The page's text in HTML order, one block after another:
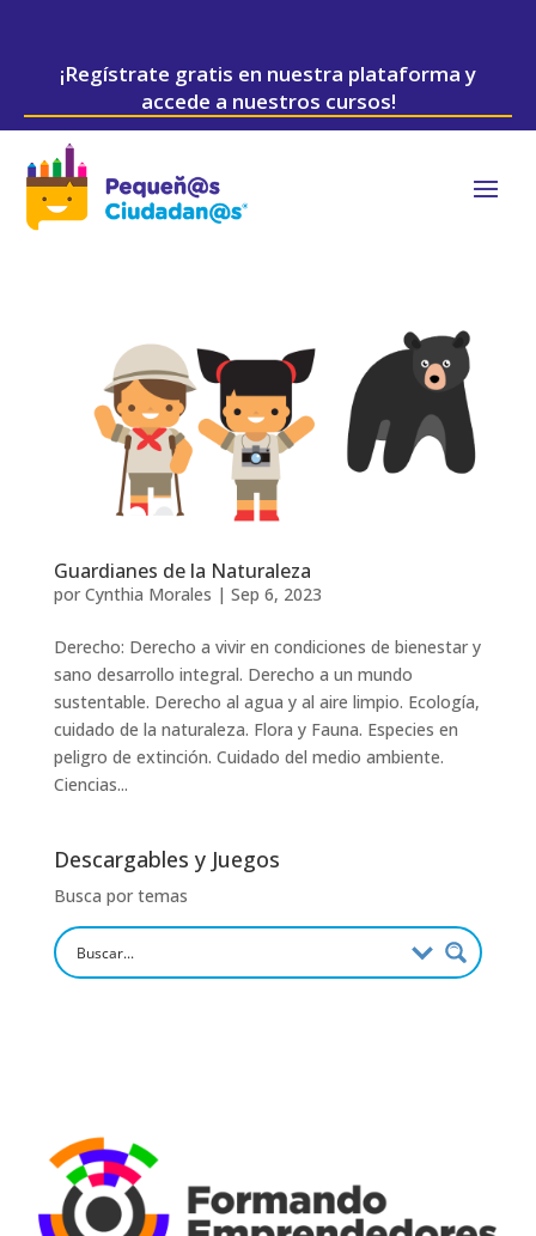
¡Regístrate gratis en nuestra plataforma y
accede a nuestros cursos!
Guardianes de la Naturaleza
por Cynthia Morales | Sep 6, 2023
Derecho: Derecho a vivir en condiciones de bienestar y
sano desarrollo integral. Derecho a un mundo
sustentable. Derecho al agua y al aire limpio. Ecología,
cuidado de la naturaleza. Flora y Fauna. Especies en
peligro de extinción. Cuidado del medio ambiente.
Ciencias...
Descargables y Juegos
Busca por temas